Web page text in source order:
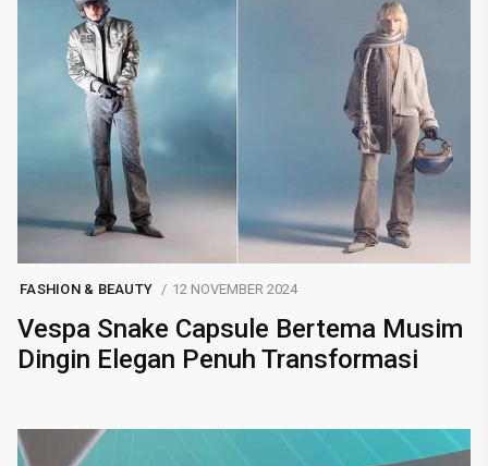
FASHION & BEAUTY 12 NOVEMBER 2024
Vespa Snake Capsule Bertema Musim
Dingin Elegan Penuh Transformasi